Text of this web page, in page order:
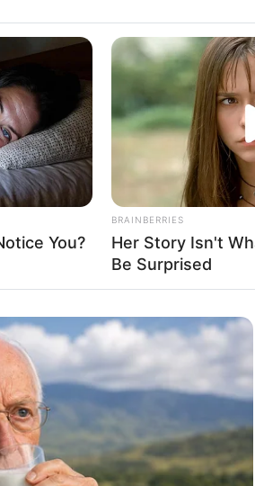
Hanisch atuava na
de hóquei e
Participe do nosso
Clique aqui para entrar no grupo
You?
BRAINBERRIES
Her Story Isn't
Be Surprised